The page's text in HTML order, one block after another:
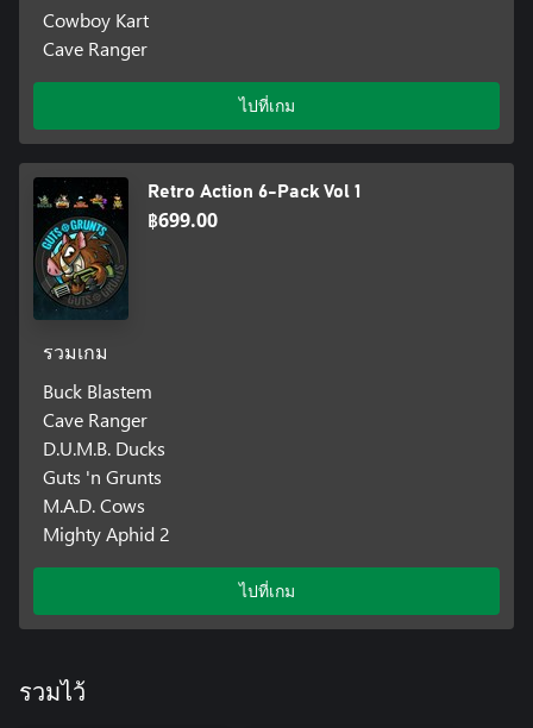
Cowboy Kart
Cave Ranger
ไปที่เกม
Retro Action 6-Pack Vol 1
฿699.00
รวมเกม
Buck Blastem
Cave Ranger
D.U.M.B. Ducks
Guts 'n Grunts
M.A.D. Cows
Mighty Aphid 2
ไปที่เกม
รวมไว้